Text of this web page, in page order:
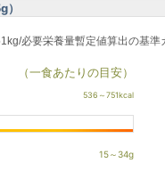
必要栄養量暫定値算出の基準
（一食あたりの目安）